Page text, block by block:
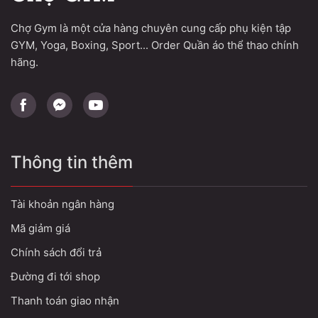
Chợ Gym là một cửa hàng chuyên cung cấp phụ kiện tập
GYM, Yoga, Boxing, Sport... Order Quần áo thể thao chính
hãng.
Thông tin thêm
Tài khoản ngân hàng
Mã giảm giá
Chính sách đổi trả
Đường đi tới shop
Thanh toán giao nhận